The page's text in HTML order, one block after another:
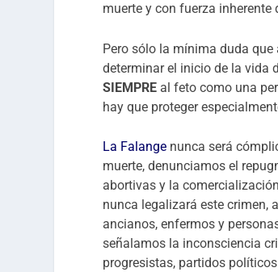
muerte y con fuerza inherente
Pero sólo la mínima duda
determinar el inicio de la vida
SIEMPRE al feto como una
hay que proteger
La Falange nunca será
muerte, denunciamos el
abortivas y la
nunca legalizará este crimen,
ancianos, enfermos y
señalamos la inconsciencia
progresistas, partidos